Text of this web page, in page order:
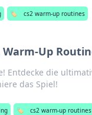
🏷️ cs2 warm-up routines
Warm-Up
Entdecke die
das Spiel!
🏷️ cs2 warm-up routines